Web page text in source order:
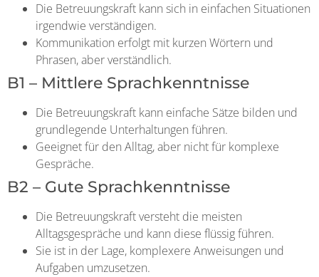
Die Betreuungskraft kann sich in einfachen Situationen
irgendwie verständigen.
Kommunikation erfolgt mit kurzen Wörtern und
Phrasen, aber verständlich.
B1 – Mittlere Sprachkenntnisse
Die Betreuungskraft kann einfache Sätze bilden und
grundlegende Unterhaltungen führen.
Geeignet für den Alltag, aber nicht für komplexe
Gespräche.
B2 – Gute Sprachkenntnisse
Die Betreuungskraft versteht die meisten
Alltagsgespräche und kann diese flüssig führen.
Sie ist in der Lage, komplexere Anweisungen und
Aufgaben umzusetzen.